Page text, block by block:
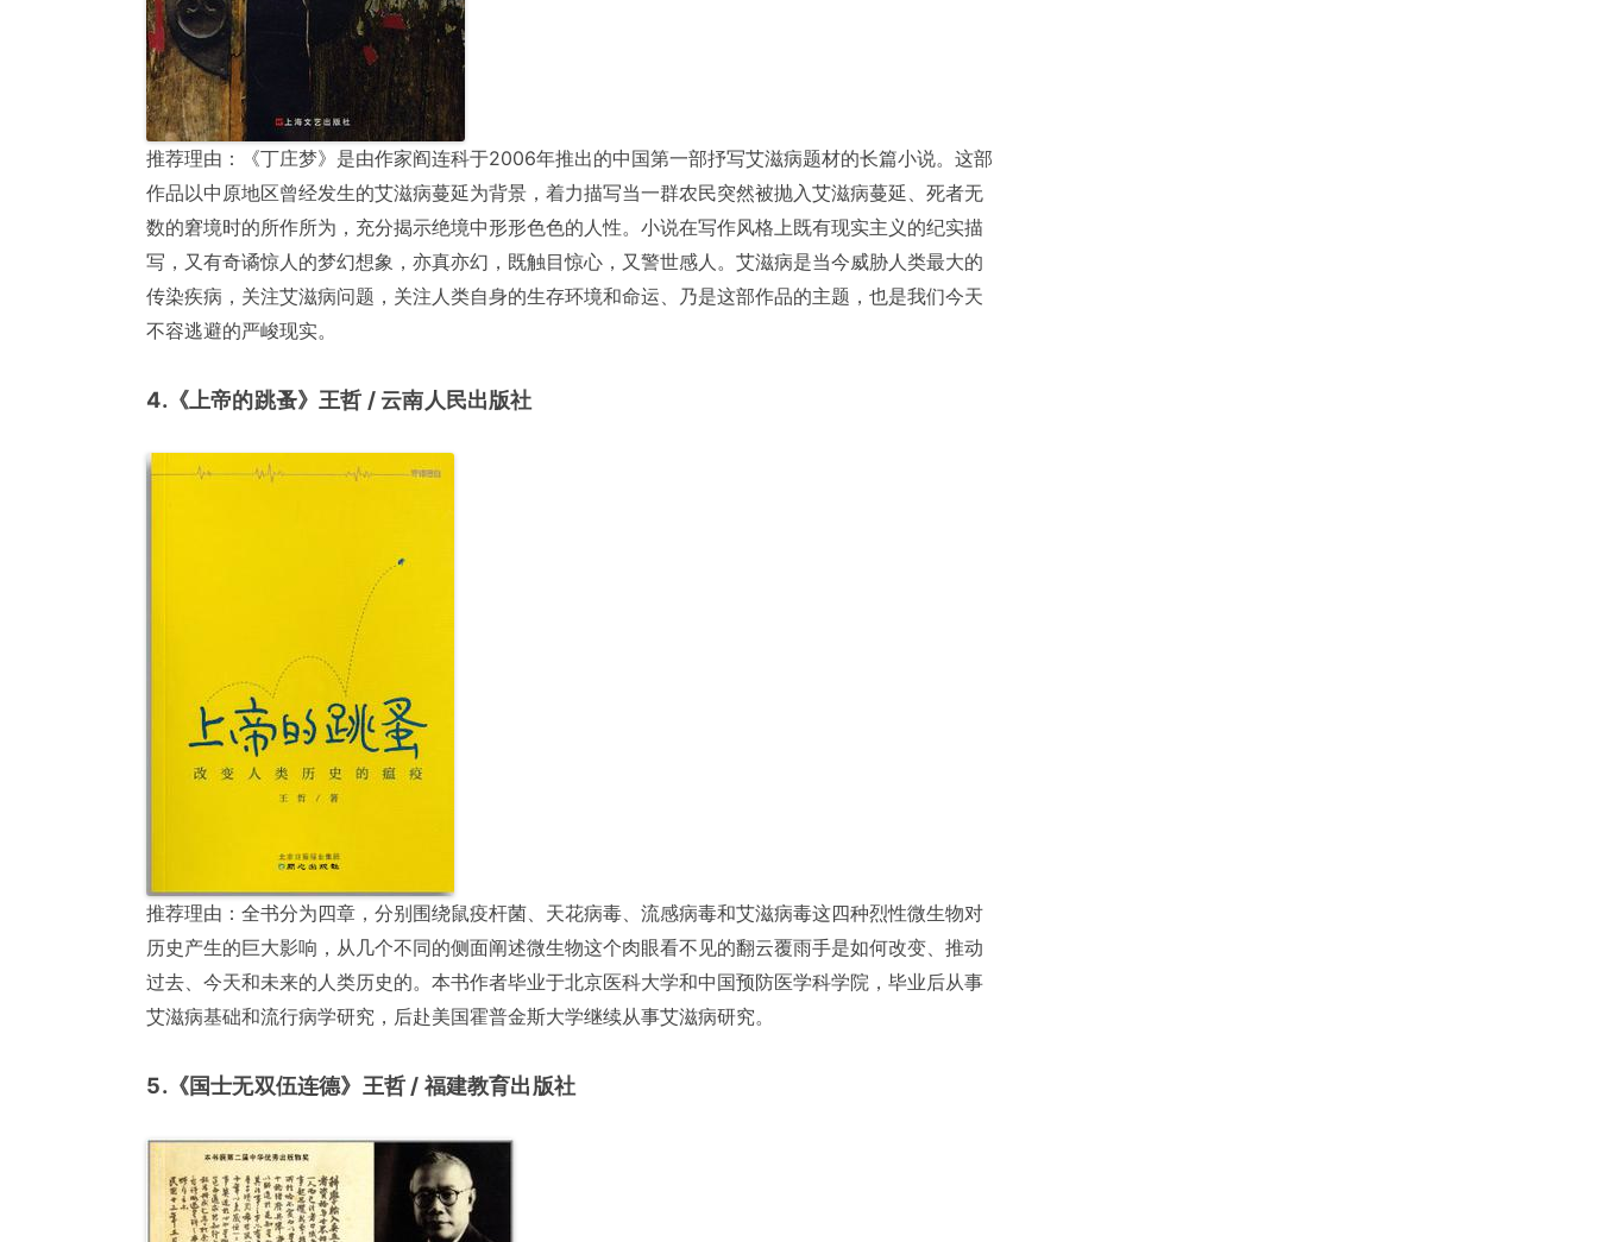
推荐理由：《丁庄梦》是由作家阎连科于2006年推出的中国第一部抒写艾滋病题材的长篇小说。这部
作品以中原地区曾经发生的艾滋病蔓延为背景，着力描写当一群农民突然被抛入艾滋病蔓延、死者无
数的窘境时的所作所为，充分揭示绝境中形形色色的人性。小说在写作风格上既有现实主义的纪实描
写，又有奇谲惊人的梦幻想象，亦真亦幻，既触目惊心，又警世感人。艾滋病是当今威胁人类最大的
传染疾病，关注艾滋病问题，关注人类自身的生存环境和命运、乃是这部作品的主题，也是我们今天
不容逃避的严峻现实。
4.《上帝的跳蚤》王哲 / 云南人民出版社
推荐理由：全书分为四章，分别围绕鼠疫杆菌、天花病毒、流感病毒和艾滋病毒这四种烈性微生物对
历史产生的巨大影响，从几个不同的侧面阐述微生物这个肉眼看不见的翻云覆雨手是如何改变、推动
过去、今天和未来的人类历史的。本书作者毕业于北京医科大学和中国预防医学科学院，毕业后从事
艾滋病基础和流行病学研究，后赴美国霍普金斯大学继续从事艾滋病研究。
5.《国士无双伍连德》王哲 / 福建教育出版社